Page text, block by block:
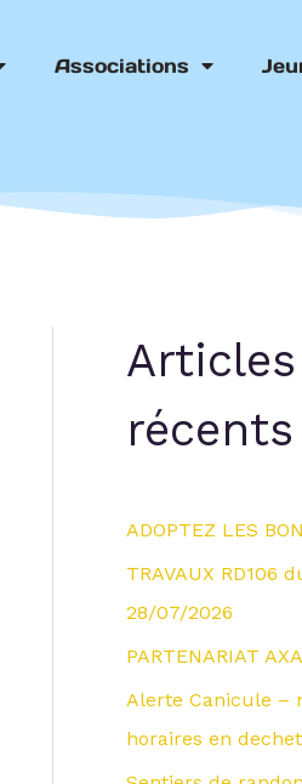
Associations
Articles
récents
ADOPTEZ LES
TRAVAUX RD106
28/07/2026
PARTENARIAT
Alerte Canicule –
horaires en